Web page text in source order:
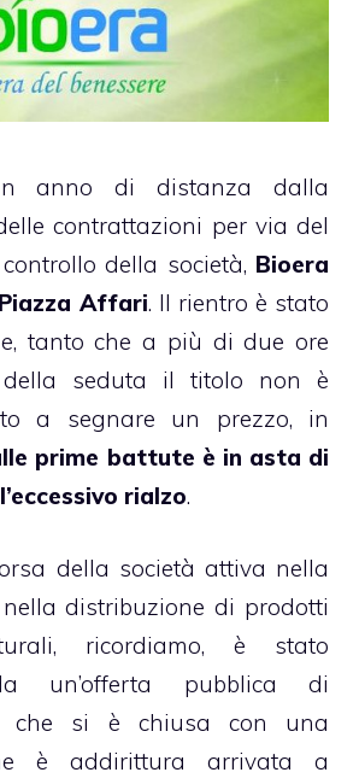
anno di distanza dalla
contrattazioni per via del
della società, Bioera
Piazza Affari. Il rientro è stato
tanto che a più di due ore
della seduta il titolo non è
a segnare un prezzo, in
prime battute è in asta di
rialzo.
della società attiva nella
distribuzione di prodotti
ricordiamo, è stato
un’offerta pubblica di
che si è chiusa con una
è addirittura arrivata a